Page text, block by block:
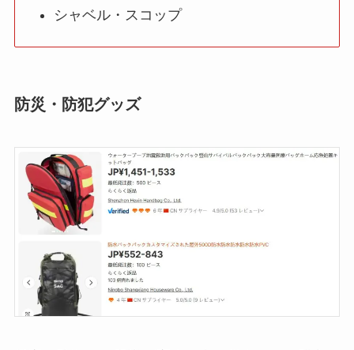
シャベル・スコップ
防災・防犯グッズ